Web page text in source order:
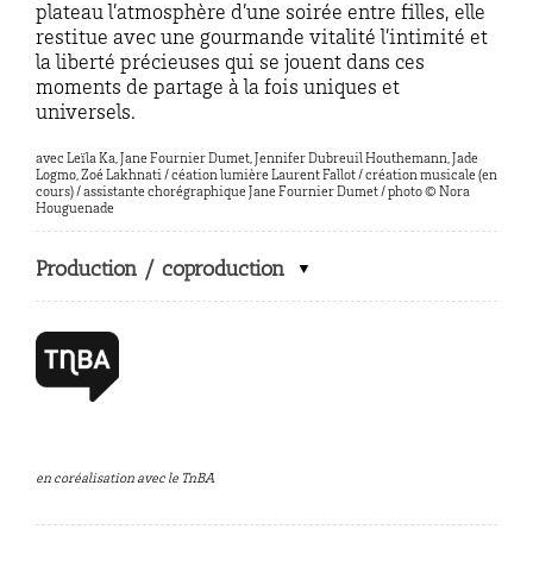
plateau l’atmosphère d’une soirée entre filles, elle
restitue avec une gourmande vitalité l’intimité et
la liberté précieuses qui se jouent dans ces
moments de partage à la fois uniques et
universels.
avec Leïla Ka, Jane Fournier Dumet, Jennifer Dubreuil Houthemann, Jade
Logmo, Zoé Lakhnati / céation lumière Laurent Fallot / création musicale (en
cours) / assistante chorégraphique Jane Fournier Dumet / photo © Nora
Houguenade
Production / coproduction
en coréalisation avec le TnBA